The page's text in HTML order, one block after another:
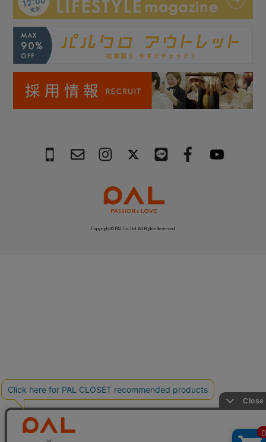
Copyright © PAL Co.,ltd. All Rights Reserved.